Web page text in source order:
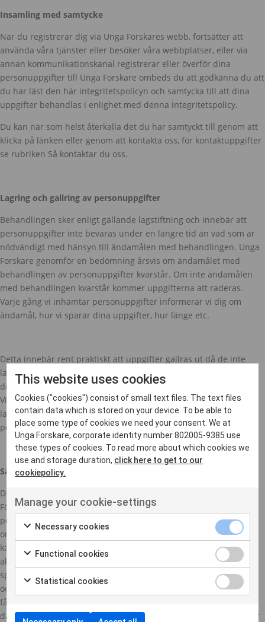
Insamling med samtycke
När du registrerar dig via Unga Forskares webb, fortsätter att
använda våra tjänster eller besöker våra webbplatser, eller via
annan kommunikationskanal registrerar eller överför dina
personuppgifter till Unga Forskare ombeds du att godkänna du att
du har läst den här integritetspolicyn och samtycka till att dina
uppgifter behandlas i enlighet med denna integritetspolicy.
Du kan när som helst återkalla det du har samtyckt till genom att
klicka på länken eller genom att kontakta oss, för kontaktuppgifter
se rubriken Så kontaktar du oss.
Lagring och gallring av personuppgifter
Behandlingen sker enligt gällande lagstiftning och innebär att
personuppgifter inte bevaras under en längre tid än vad som är
nödvändigt med hänsyn till ändamålen med behandlingen. Unga
Forskare genomför en bedömning årsvis om ändamålet med
behandlingen av personuppgifter kvarstår. Om inte ändamålen
med behandlingen kvarstår kommer uppgifterna att raderas.
Varje gång vi inhämtar personuppgifter informerar vi dig om
ändamål, hur vi sparar dina uppgifter, hur länge etc.
Detta innebär rent praktiskt att uppgifter gallras ut då de inte
längre är aktuella eller nödvändiga för analyser eller
direktmarknadsföring för de ändamål som de har samlats in för.
Viss information kan behållas längre då det krävs så pga. andra
lagkrav, som exempelvis bokföringslagen. Vid all hantering av
personuppgifter iakttas dock alltid hög säkerhet och sekretess.
Säkerhet
Det är viktigt för oss att dina personuppgifter behandlas säkert.
För att förhindra otillåten användning eller exponering av dina
personuppgifter använder vi oss av rimliga fysiska, tekniska och
organisatoriska säkerhetsåtgärder i förhållande till mängd och
känslighet av personuppgifter. Endast medarbetare eller ideellt
aktiva, med uppdrag inom organisationen, som ska uträtta ett
specifikt jobb (t.ex. medlemsrevision, föreningsservice, tävlings-
och eventadministration, deltagaradministration, utbetalningar),
får tillgång till personligt identifierbar information. De
datorer/servrar som används för att lagra personligt identifierbar
This website uses cookies
Cookies ("cookies") consist of small text files. The text files
contain data which is stored on your device. To be able to
place some type of cookies we need your consent. We at
Unga Forskare, corporate identity number 802005-9385 use
these types of cookies. To read more about which cookies we
use and storage duration, click here to get to our
cookiepolicy.
Manage your cookie-settings
Necessary cookies
Functional cookies
Statistical cookies